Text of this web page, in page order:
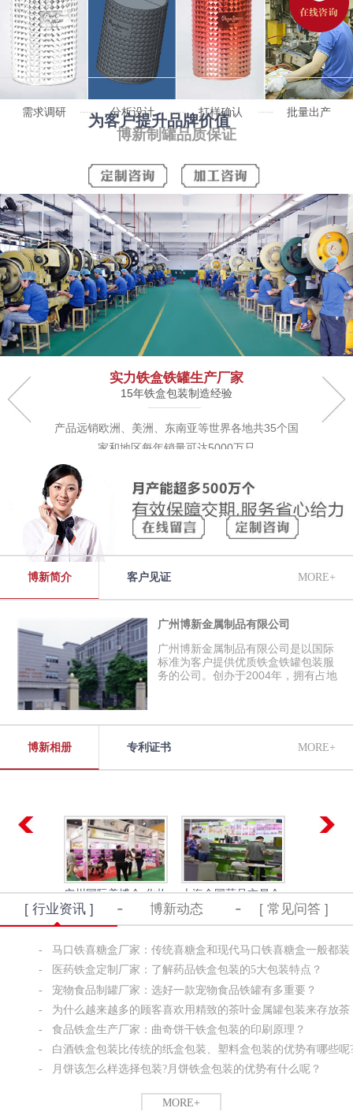
需求调研 分析设计 打样确认 批量出产
博新制罐品质保证
为客户提升品牌价值
实力铁盒铁罐生产厂家
15年铁盒包装制造经验
产品远销欧洲、美洲、东南亚等世界各地共35个国
家和地区每年销量可达5000万只
博新简介 客户见证 MORE+
广州博新金属制品有限公司
广州博新金属制品有限公司是以国际
标准为客户提供优质铁盒铁罐包装服
务的公司。创办于2004年，拥有占地
得了QS,CIQ,FDA，ISO9001:2015等
国内国际认证，并通过迪斯尼、沃尔
玛、可口可乐等国际品牌及SEDEX、
BSCI验厂，产品符合欧洲、美洲、中
博新相册 专利证书 MORE+
广州国际美博会-化妆
品铁盒定制
上海全国药品交易会-
保健品包装铁盒
香港礼品及
销品
FDA认证-铁盒加工厂 SGS认证-铁盒厂家 ISO证书
[ 行业资讯 ] 博新动态 [ 常见问答 ]
-
马口铁喜糖盒厂家：传统喜糖盒和现代马口铁喜糖盒一般都装
什么？
-
医药铁盒定制厂家：了解药品铁盒包装的5大包装特点？
-
宠物食品制罐厂家：选好一款宠物食品铁罐有多重要？
-
为什么越来越多的顾客喜欢用精致的茶叶金属罐包装来存放茶
叶呢？
-
食品铁盒生产厂家：曲奇饼干铁盒包装的印刷原理？
-
白酒铁盒包装比传统的纸盒包装、塑料盒包装的优势有哪些呢
-
月饼该怎么样选择包装?月饼铁盒包装的优势有什么呢？
MORE+